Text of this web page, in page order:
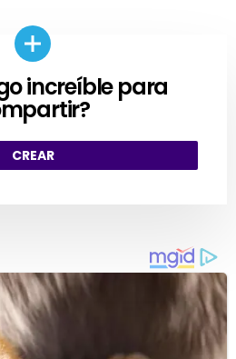
increíble para
CREAR